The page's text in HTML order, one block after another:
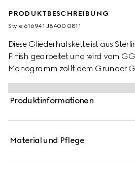
PRODUKTBESCHREIBUNG
Style ‎616941 J8400 0811
Diese Gliederhalskette ist aus
Finish gearbeitet und wird vom
Monogramm zollt dem Gründer
Symbol aus den Archiven des
Komposition Tribut.
Produktinformationen
Material und Pflege